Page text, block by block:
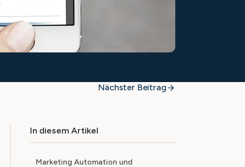
Nächster Beitrag
In diesem Artikel
Marketing Automation und